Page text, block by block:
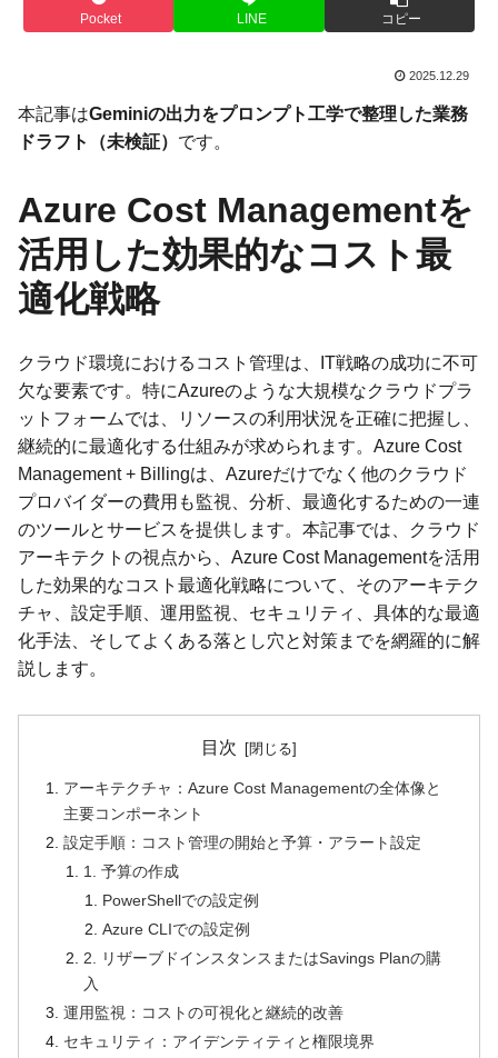
Pocket LINE コピー
2025.12.29
本記事はGeminiの出力をプロンプト工学で整理した業務
ドラフト（未検証） です。
Azure Cost Managementを
活用した効果的なコスト最
適化戦略
クラウド環境におけるコスト管理は、IT戦略の成功に不可
欠な要素です。特にAzureのような大規模なクラウドプラ
ットフォームでは、リソースの利用状況を正確に把握し、
継続的に最適化する仕組みが求められます。Azure Cost
Management + Billingは、Azureだけでなく他のクラウド
プロバイダーの費用も監視、分析、最適化するための一連
のツールとサービスを提供します。本記事では、クラウド
アーキテクトの視点から、Azure Cost Managementを活用
した効果的なコスト最適化戦略について、そのアーキテク
チャ、設定手順、運用監視、セキュリティ、具体的な最適
化手法、そしてよくある落とし穴と対策までを網羅的に解
説します。
目次
アーキテクチャ：Azure Cost Managementの全体像と
主要コンポーネント
設定手順：コスト管理の開始と予算・アラート設定
1. 予算の作成
PowerShellでの設定例
Azure CLIでの設定例
2. リザーブドインスタンスまたはSavings Planの購
入
運用監視：コストの可視化と継続的改善
セキュリティ：アイデンティティと権限境界